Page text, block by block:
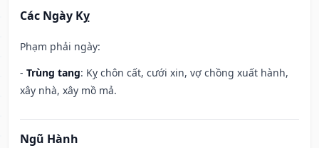
Các Ngày Kỵ
Phạm phải ngày:
- Trùng tang: Kỵ chôn cất, cưới xin, vợ chồng xuất hành,
xây nhà, xây mồ mả.
Ngũ Hành